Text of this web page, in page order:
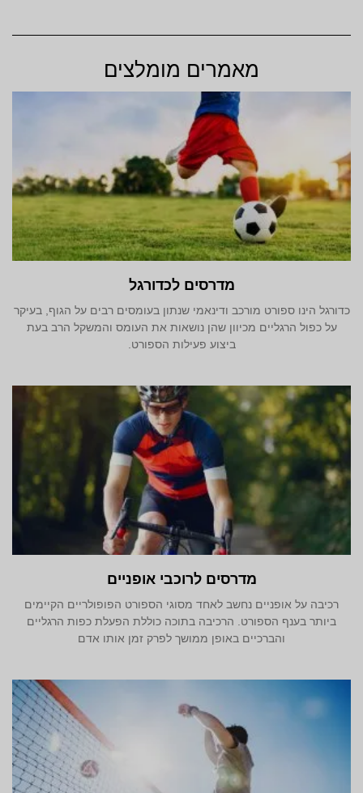
מאמרים מומלצים
מדרסים לכדורגל
כדורגל הינו ספורט מורכב ודינאמי שנתון בעומסים רבים על הגוף, בעיקר
על כפול הרגליים מכיוון שהן נושאות את העומס והמשקל הרב בעת
ביצוע פעילות הספורט.
מדרסים לרוכבי אופניים
רכיבה על אופניים נחשב לאחד מסוגי הספורט הפופולריים הקיימים
ביותר בענף הספורט. הרכיבה בתוכה כוללת הפעלת כפות הרגליים
והברכיים באופן ממושך לפרק זמן אותו אדם